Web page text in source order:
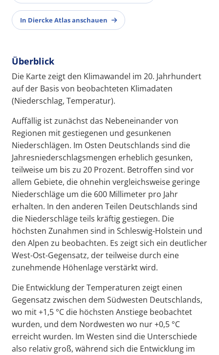
In Diercke Atlas anschauen
Überblick
Die Karte zeigt den Klimawandel im 20. Jahrhundert
auf der Basis von beobachteten Klimadaten
(Niederschlag, Temperatur).
Auffällig ist zunächst das Nebeneinander von
Regionen mit gestiegenen und gesunkenen
Niederschlägen. Im Osten Deutschlands sind die
Jahresniederschlagsmengen erheblich gesunken,
teilweise um bis zu 20 Prozent. Betroffen sind vor
allem Gebiete, die ohnehin vergleichsweise geringe
Niederschläge um die 600 Millimeter pro Jahr
erhalten. In den anderen Teilen Deutschlands sind
die Niederschläge teils kräftig gestiegen. Die
höchsten Zunahmen sind in Schleswig-Holstein und
den Alpen zu beobachten. Es zeigt sich ein deutlicher
West-Ost-Gegensatz, der teilweise durch eine
zunehmende Höhenlage verstärkt wird.
Die Entwicklung der Temperaturen zeigt einen
Gegensatz zwischen dem Südwesten Deutschlands,
wo mit +1,5 °C die höchsten Anstiege beobachtet
wurden, und dem Nordwesten wo nur +0,5 °C
erreicht wurden. Im Westen sind die Unterschiede
also relativ groß, während sich die Entwicklung im